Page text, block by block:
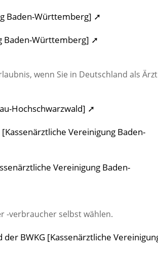
Baden-Württemberg] ➚
Baden-Württemberg] ➚
wenn Sie in Deutschland als
Hochschwarzwald] ➚
Vereinigung Baden-
Vereinigung Baden-
-verbraucher selbst wählen.
BWKG [Kassenärztliche